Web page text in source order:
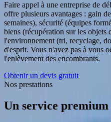
Faire appel à une entreprise de
offre plusieurs avantages : gain
semaines), sécurité (équipes
biens (récupération sur les objets
l'environnement (tri, recyclage,
d'esprit. Vous n'avez pas à vous
l'enlèvement des encombrants.
Obtenir un devis gratuit
Nos prestations
Un service premium